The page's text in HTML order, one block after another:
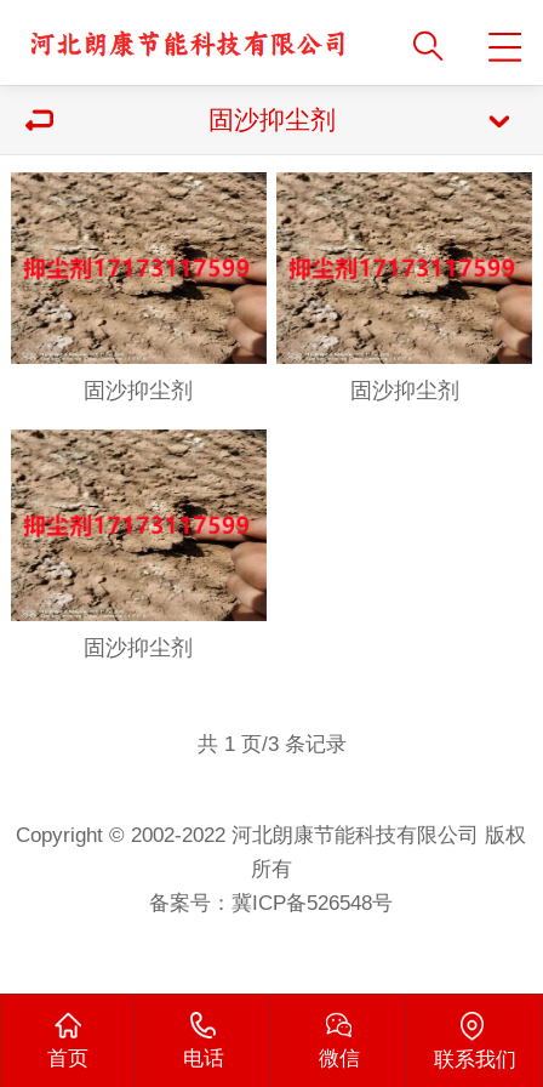
固沙抑尘剂
固沙抑尘剂 固沙抑尘剂
固沙抑尘剂
共 1 页/3 条记录
Copyright © 2002-2022 河北朗康节能科技有限公司 版权
所有
备案号：冀ICP备526548号
首页 电话 微信 联系我们